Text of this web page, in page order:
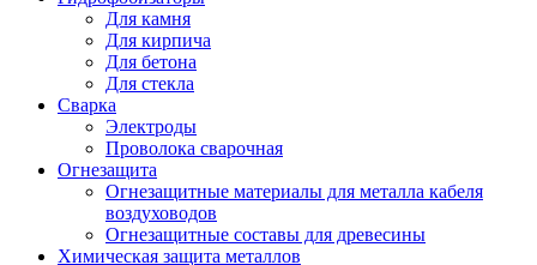
Для камня
Для кирпича
Для бетона
Для стекла
Сварка
Электроды
Проволока сварочная
Огнезащита
Огнезащитные материалы для металла кабеля
воздуховодов
Огнезащитные составы для древесины
Химическая защита металлов